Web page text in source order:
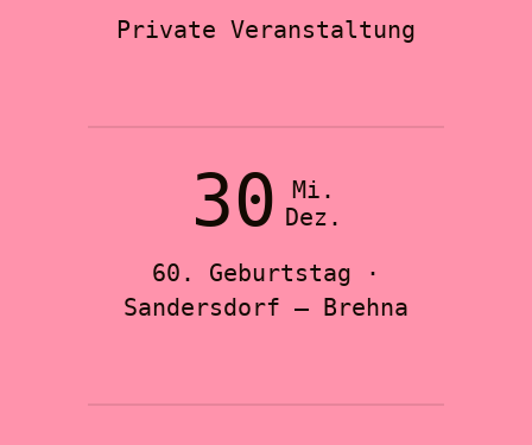
Private Veranstaltung
30
Mi.
Dez.
60. Geburtstag ·
Sandersdorf – Brehna